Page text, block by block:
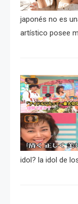
japonés no es
artístico posee
idol? la idol de